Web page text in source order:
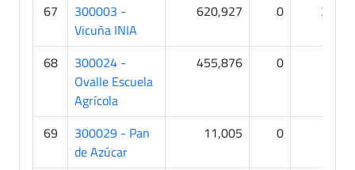
67
300003 -
Vicuña INIA
620,927 0 33
68
300024 -
Ovalle Escuela
Agrícola
455,876 0
69
300029 - Pan
de Azúcar
11,005 0